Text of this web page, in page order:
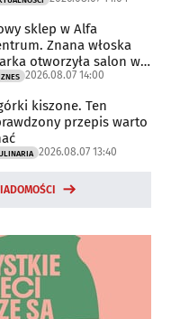
sklep w Alfa
Znana włoska
otworzyła salon w
2026.08.07 14:00
kiszone. Ten
przepis warto
2026.08.07 13:40